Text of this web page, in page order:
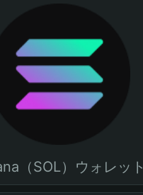
（SOL）ウォレット